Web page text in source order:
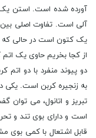
آورده شده است. استن یک
آلی است. تفاوت اصلی بین
یک کتون است در حالی که
از کجا بخریم حاوی یک
دو پیوند منفرد با دو اتم
به زنجیره کربن است. یکی
تبریز و اتانول، می توان
است و دارای بوی تند و
قابل اشتعال با کمی بوی